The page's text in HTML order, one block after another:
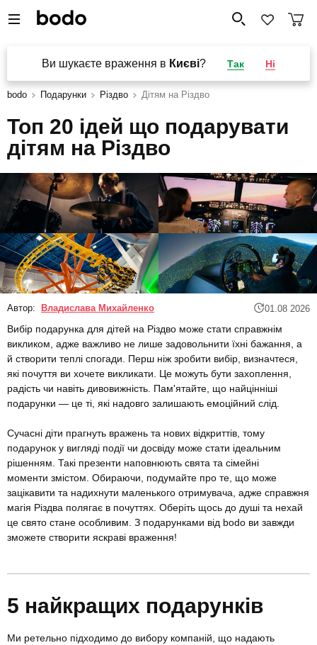
Ви шукаєте враження в Києві? Так Ні
bodo Подарунки Різдво Дітям на Різдво
Топ 20 ідей що подарувати
дітям на Різдво
Автор: Владислава Михайленко 01.08 2026
Вибір подарунка для дітей на Різдво може стати справжнім
викликом, адже важливо не лише задовольнити їхні бажання, а
й створити теплі спогади. Перш ніж зробити вибір, визначтеся,
які почуття ви хочете викликати. Це можуть бути захоплення,
радість чи навіть дивовижність. Пам'ятайте, що найцінніші
подарунки — це ті, які надовго залишають емоційний слід.
Сучасні діти прагнуть вражень та нових відкриттів, тому
подарунок у вигляді події чи досвіду може стати ідеальним
рішенням. Такі презенти наповнюють свята та сімейні
моменти змістом. Обираючи, подумайте про те, що може
зацікавити та надихнути маленького отримувача, адже справжня
магія Різдва полягає в почуттях. Оберіть щось до душі та нехай
це свято стане особливим. З подарунками від bodo ви завжди
зможете створити яскраві враження!
5 найкращих подарунків
Ми ретельно підходимо до вибору компаній, що надають